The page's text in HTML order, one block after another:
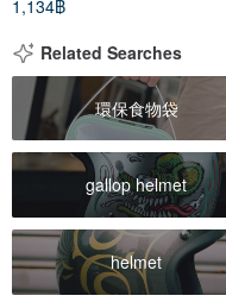
1,134฿
Related Searches
環保食物袋
gallop helmet
helmet